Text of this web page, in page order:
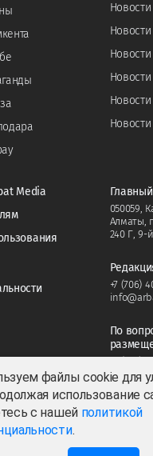
Новости
Media
050059,
Алматы,
240 Г, 9-
+7 (706)
По
файлы cookie для
использование
с нашей политикой
.